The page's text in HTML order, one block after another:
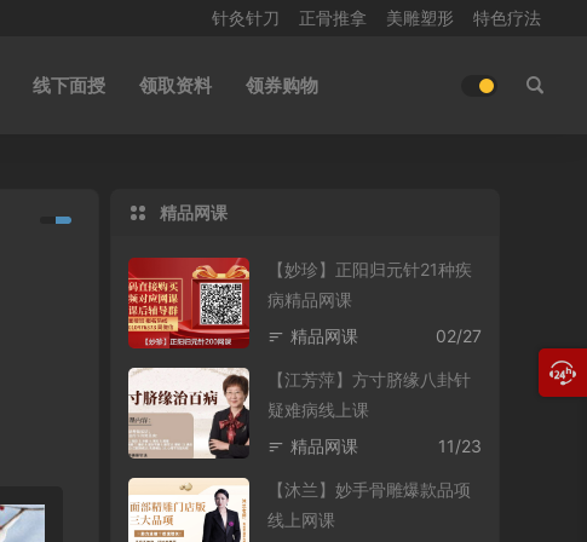
针灸针刀 正骨推拿 美雕塑形 特色疗法
线下面授 领取资料 领券购物
精品网课
【妙珍】正阳归元针21种疾
病精品网课
02/27
精品网课
【江芳萍】方寸脐缘八卦针
疑难病线上课
11/23
精品网课
【沐兰】妙手骨雕爆款品项
线上网课